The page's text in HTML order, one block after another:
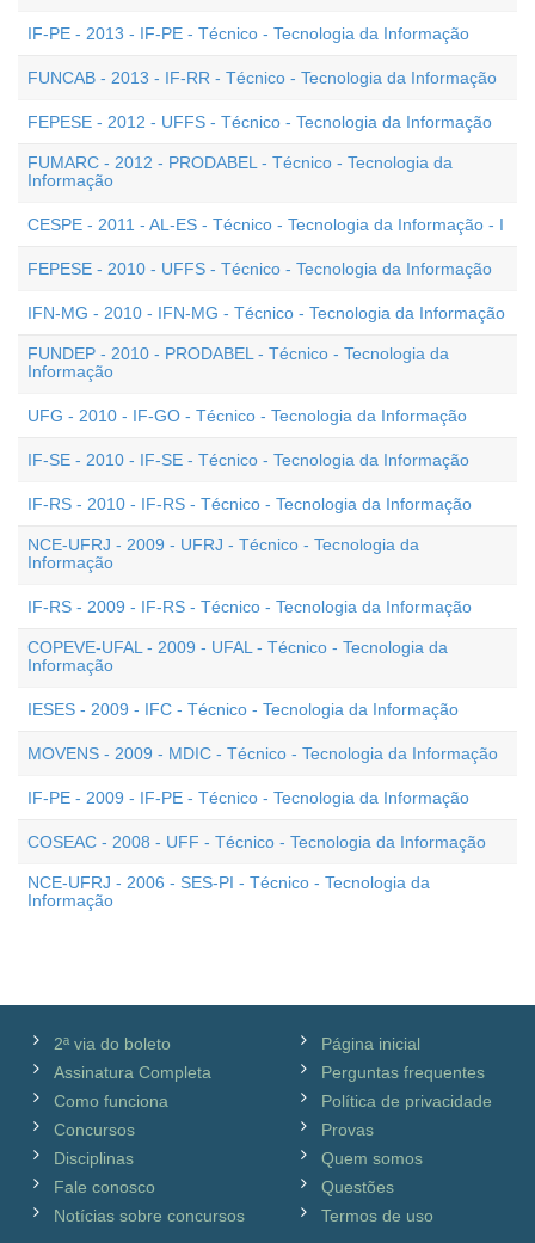
IF-PE - 2013 - IF-PE - Técnico - Tecnologia da Informação
FUNCAB - 2013 - IF-RR - Técnico - Tecnologia da Informação
FEPESE - 2012 - UFFS - Técnico - Tecnologia da Informação
FUMARC - 2012 - PRODABEL - Técnico - Tecnologia da
Informação
CESPE - 2011 - AL-ES - Técnico - Tecnologia da Informação - I
FEPESE - 2010 - UFFS - Técnico - Tecnologia da Informação
IFN-MG - 2010 - IFN-MG - Técnico - Tecnologia da Informação
FUNDEP - 2010 - PRODABEL - Técnico - Tecnologia da
Informação
UFG - 2010 - IF-GO - Técnico - Tecnologia da Informação
IF-SE - 2010 - IF-SE - Técnico - Tecnologia da Informação
IF-RS - 2010 - IF-RS - Técnico - Tecnologia da Informação
NCE-UFRJ - 2009 - UFRJ - Técnico - Tecnologia da
Informação
IF-RS - 2009 - IF-RS - Técnico - Tecnologia da Informação
COPEVE-UFAL - 2009 - UFAL - Técnico - Tecnologia da
Informação
IESES - 2009 - IFC - Técnico - Tecnologia da Informação
MOVENS - 2009 - MDIC - Técnico - Tecnologia da Informação
IF-PE - 2009 - IF-PE - Técnico - Tecnologia da Informação
COSEAC - 2008 - UFF - Técnico - Tecnologia da Informação
NCE-UFRJ - 2006 - SES-PI - Técnico - Tecnologia da
Informação
2ª via do boleto
Assinatura Completa
Como funciona
Concursos
Disciplinas
Fale conosco
Notícias sobre concursos
Página inicial
Perguntas frequentes
Política de privacidade
Provas
Quem somos
Questões
Termos de uso